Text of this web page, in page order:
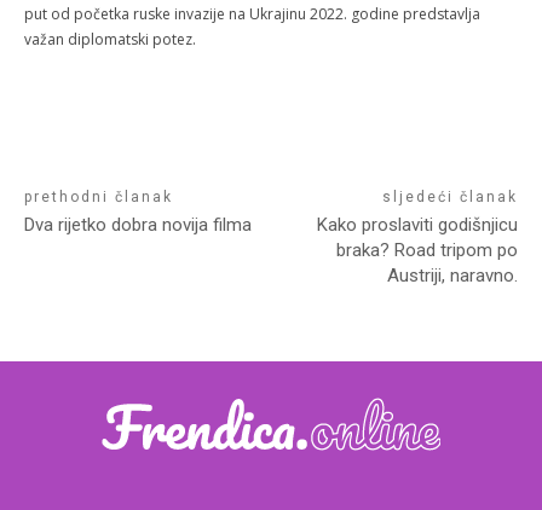
put od početka ruske invazije na Ukrajinu 2022. godine predstavlja
važan diplomatski potez.
prethodni članak
Dva rijetko dobra novija filma
sljedeći članak
Kako proslaviti godišnjicu
braka? Road tripom po
Austriji, naravno.